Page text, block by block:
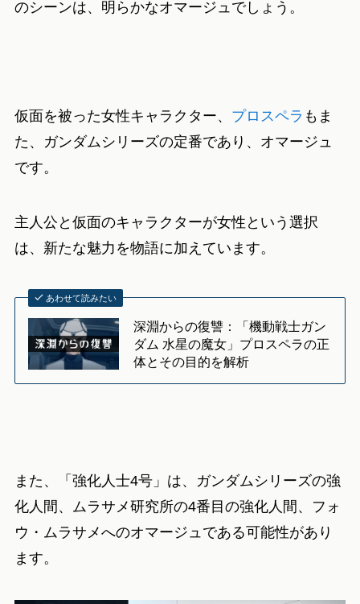
のシーンは、明らかなオマージュでしょう。
仮面を被った女性キャラクター、 プロスペラ もま
た、ガンダムシリーズの定番であり、オマージュ
です。
主人公と仮面のキャラクターが女性という選択
は、新たな魅力を物語に加えています。
あわせて読みたい
深淵からの復讐：「機動戦士ガン
ダム 水星の魔女」プロスペラの正
体とその目的を解析
また、「強化人士4号」は、ガンダムシリーズの強
化人間、ムラサメ研究所の4番目の強化人間、フォ
ウ・ムラサメへのオマージュである可能性があり
ます。